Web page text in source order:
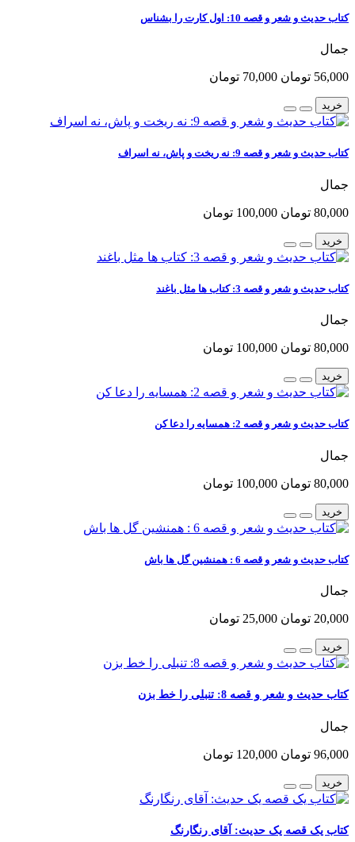
کتاب حدیث و شعر و قصه 10: اول کارت را بشناس
جمال
56,000 تومان 70,000 تومان
خرید
کتاب حدیث و شعر و قصه 9: نه ریخت و پاش، نه اسراف
جمال
80,000 تومان 100,000 تومان
خرید
کتاب حدیث و شعر و قصه 3: کتاب ها مثل باغند
جمال
80,000 تومان 100,000 تومان
خرید
کتاب حدیث و شعر و قصه 2: همسایه را دعا کن
جمال
80,000 تومان 100,000 تومان
خرید
کتاب حدیث و شعر و قصه 6 : همنشین گل ها باش
جمال
20,000 تومان 25,000 تومان
خرید
کتاب حدیث و شعر و قصه 8: تنبلی را خط بزن
جمال
96,000 تومان 120,000 تومان
خرید
کتاب یک قصه یک حدیث: آقای رنگارنگ